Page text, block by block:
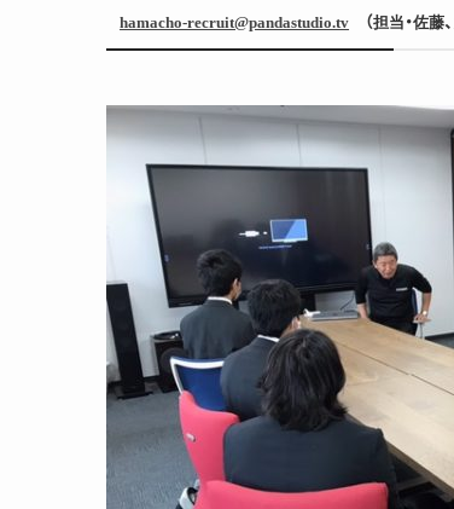
hamacho-recruit@pandastudio.tv （担当・佐藤